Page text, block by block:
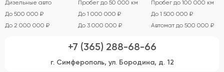
Дизельные авто
Пробег до 50 000 км
Пробег до 100 000 км
До 500 000 ₽
До 1 000 000 ₽
До 1 500 000 ₽
До 2 000 000 ₽
До 3 000 000 ₽ Автомат до 500 000 ₽
+7 (365) 288-68-66
г. Симферополь, ул. Бородина, д. 12